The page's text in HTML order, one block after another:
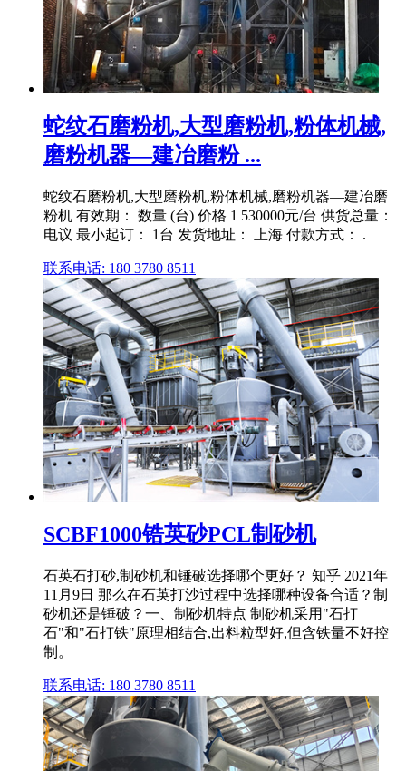
蛇纹石磨粉机,大型磨粉机,粉体机械,
磨粉机器—建冶磨粉 ...
蛇纹石磨粉机,大型磨粉机,粉体机械,磨粉机器—建冶磨
粉机 有效期： 数量 (台) 价格 1 530000元/台 供货总量：
电议 最小起订： 1台 发货地址： 上海 付款方式： .
联系电话: 180 3780 8511
SCBF1000锆英砂PCL制砂机
石英石打砂,制砂机和锤破选择哪个更好？ 知乎 2021年
11月9日 那么在石英打沙过程中选择哪种设备合适？制
砂机还是锤破？一、制砂机特点 制砂机采用"石打
石"和"石打铁"原理相结合,出料粒型好,但含铁量不好控
制。
联系电话: 180 3780 8511